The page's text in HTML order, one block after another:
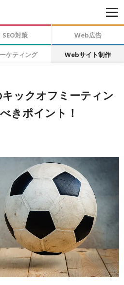
SEO対策 Web広告
ケティング Webサイト制作
ックオフミーティン
きポイント！